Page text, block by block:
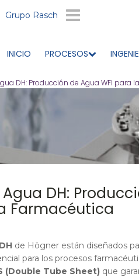
Grupo Rasch
INICIO PROCESOS
DH: Producción de Agua WFI para
DH:
Farmacéutica
de Högner están diseñados
para los procesos
(Double Tube Sheet) que